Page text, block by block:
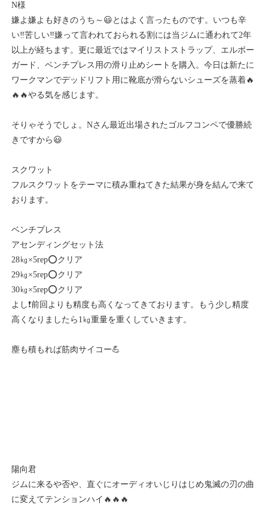
N様
嫌よ嫌よも好きのうち～😃とはよく言ったものです。いつも辛
い‼️苦しい‼️嫌って言われておられる割には当ジムに通われて2年
以上が経ちます。更に最近ではマイリストストラップ、エルボー
ガード、ベンチプレス用の滑り止めシートを購入。今日は新たに
ワークマンでデッドリフト用に靴底が滑らないシューズを蒸着🔥
🔥🔥やる気を感じます。
そりゃそうでしょ。Nさん最近出場されたゴルフコンペで優勝続
きですから😃
スクワット
フルスクワットをテーマに積み重ねてきた結果が身を結んで来て
おります。
ベンチプレス
アセンディングセット法
28㎏×5rep⭕クリア
29㎏×5rep⭕クリア
30㎏×5rep⭕クリア
よし❗前回よりも精度も高くなってきております。もう少し精度
高くなりましたら1㎏重量を重くしていきます。
塵も積もれば筋肉サイコー💪
陽向君
ジムに来るや否や、直ぐにオーディオいじりはじめ鬼滅の刃の曲
に変えてテンションハイ🔥🔥🔥